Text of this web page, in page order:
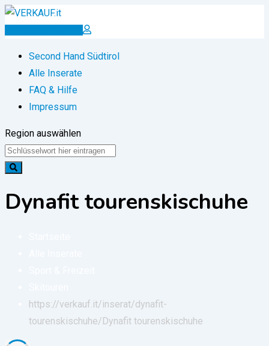
Zum
Inserat erstellen
Second Hand Südtirol
Alle Inserate
FAQ & Hilfe
Impressum
Region auswählen
Dynafit tourenskischuhe
https://verkauf.it/inserat/dynafit-
tourenskischuhe/ Dynafit tourenskischuhe